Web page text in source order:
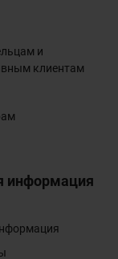
и
клиентам
информация